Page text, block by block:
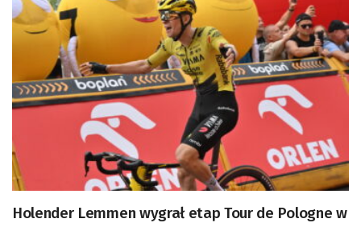
Holender Lemmen wygrał etap Tour de Pologne w